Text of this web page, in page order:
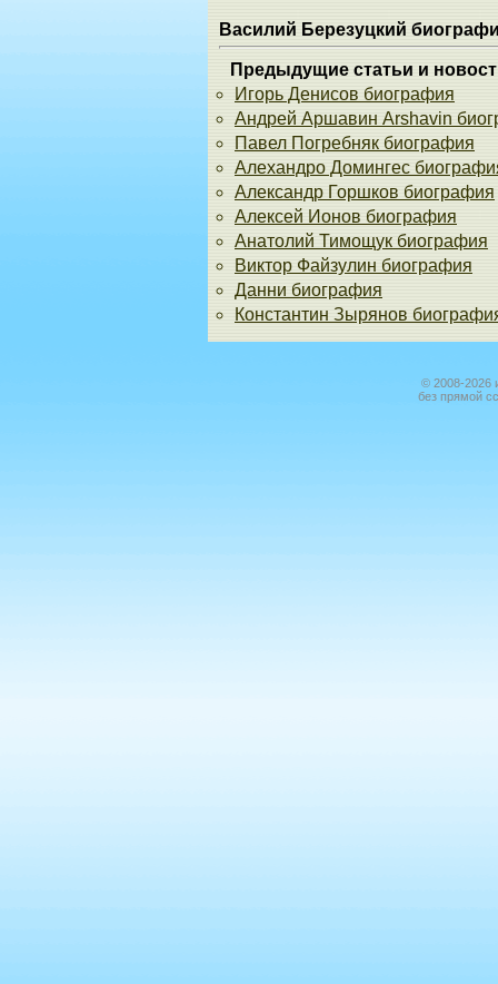
Василий Березуцкий
Предыдущие статьи и
Игорь Денисов биография
Андрей Аршавин Arshavin
Павел Погребняк биография
Алехандро Домингес
Александр Горшков биография
Алексей Ионов биография
Анатолий Тимощук биография
Виктор Файзулин биография
Данни биография
Константин Зырянов
© 2008-2026
без прямой